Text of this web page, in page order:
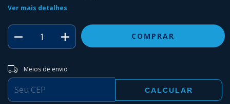
Ver mais detalhes
Entregas para o CEP:
Meios de envio
CALCULAR